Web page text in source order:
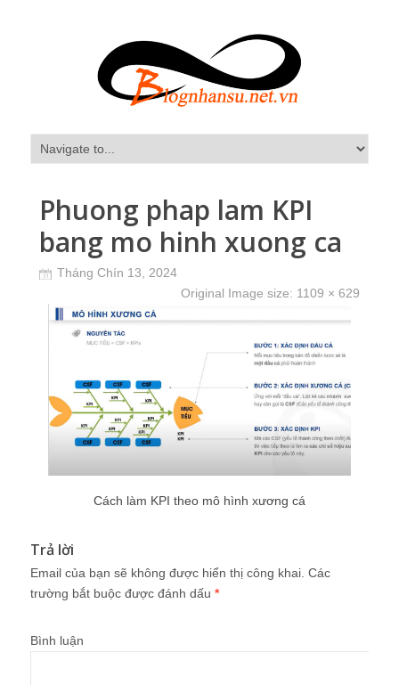
Phuong phap lam KPI
bang mo hinh xuong ca
Tháng Chín 13, 2024
Original Image size: 1109 × 629
Cách làm KPI theo mô hình xương cá
Trả lời
Email của bạn sẽ không được hiển thị công khai. Các
trường bắt buộc được đánh dấu *
Bình luận